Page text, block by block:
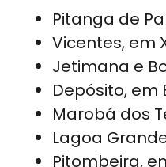
Pitanga de
Vicentes, em
Jetimana e
Depósito, em
Marobá dos
Lagoa
Pitombeira,